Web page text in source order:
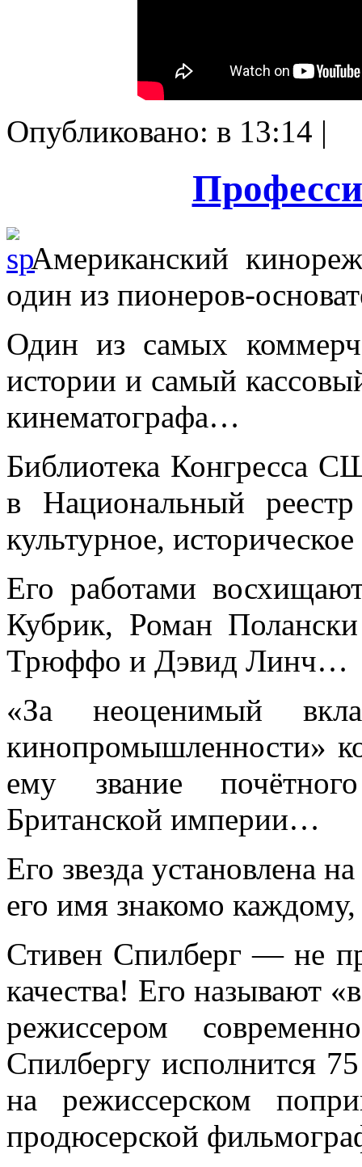
Опубликовано: в 13:14 |
Американский
один из пионеров-
Один из самых
истории и самый
кинематографа…
Библиотека Конгресса
в Национальный
культурное,
Его работами
Кубрик, Роман
Трюффо и Дэвид Линч…
«За неоценимый
кинопромышленности»
ему звание
Британской империи…
Его звезда установлена
его имя знакомо
Стивен Спилберг — не
качества! Его называют
режиссером
Спилбергу исполнится
на режиссерском
продюсерской